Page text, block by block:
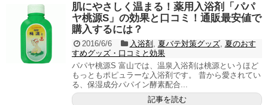
肌にやさしく温まる！薬用入浴剤「パパ
ヤ桃源S」の効果と口コミ！通販最安値で
購入するには？
2016/6/6 入浴剤 夏バテ対策グッズ, 夏のおす
すめグッズ・口コミと効果
パパヤ桃源S 富山では、温泉入浴剤は桃源というほど
もっともポピュラーな入浴剤です。 昔から愛されてい
る、保湿成分パパイン酵素配合...
記事を読む